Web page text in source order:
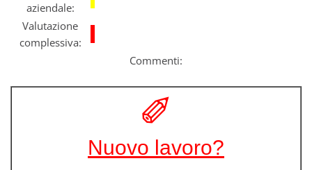
aziendale:
Valutazione
complessiva:
Commenti: